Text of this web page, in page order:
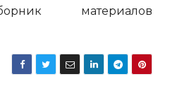
материалов